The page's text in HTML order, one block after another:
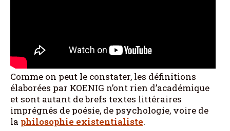
Comme on peut le constater, les définitions
élaborées par KOENIG n’ont rien d’académique
et sont autant de brefs textes littéraires
imprégnés de poésie, de psychologie, voire de
la philosophie existentialiste.